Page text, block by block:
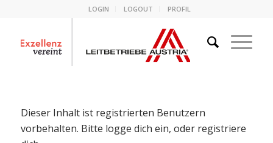
LOGIN LOGOUT PROFIL
Dieser Inhalt ist registrierten Benutzern
vorbehalten. Bitte logge dich ein, oder registriere